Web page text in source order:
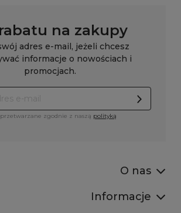
na zakupy
adres e-mail, jeżeli chcesz
informacje o nowościach i
promocjach.
zgodnie z naszą polityką
O nas
Informacje